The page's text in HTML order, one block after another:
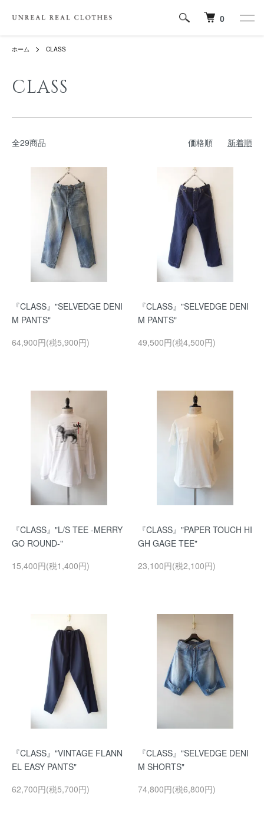
0
ホーム CLASS
CLASS
全29商品 価格順 新着順
『CLASS』"SELVEDGE DENI
M PANTS"
64,900円(税5,900円)
『CLASS』"SELVEDGE DENI
M PANTS"
49,500円(税4,500円)
『CLASS』"L/S TEE -MERRY
GO ROUND-"
15,400円(税1,400円)
『CLASS』"PAPER TOUCH HI
GH GAGE TEE"
23,100円(税2,100円)
『CLASS』"VINTAGE FLANN
EL EASY PANTS"
62,700円(税5,700円)
『CLASS』"SELVEDGE DENI
M SHORTS"
74,800円(税6,800円)